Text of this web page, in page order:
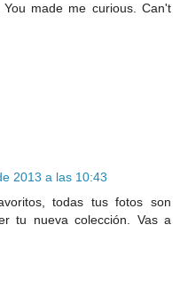
made me curious. Can't
2013 a las 10:43
todas tus fotos son
tu nueva colección. Vas a